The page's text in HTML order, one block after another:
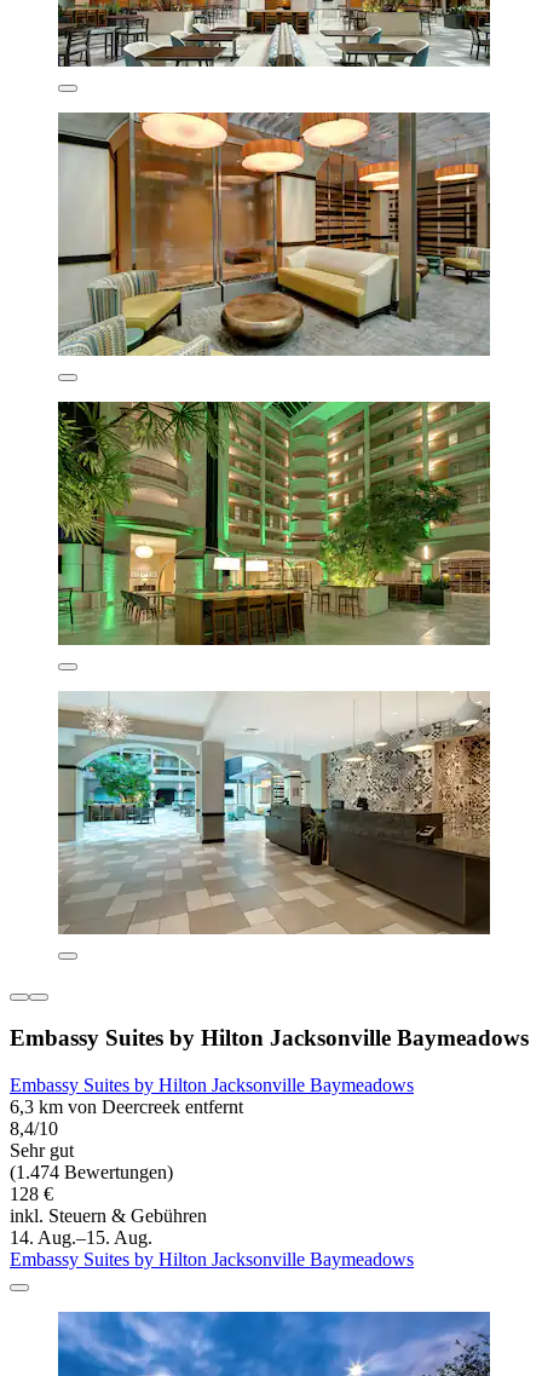
Embassy Suites by Hilton Jacksonville Baymeadows
Embassy Suites by Hilton Jacksonville Baymeadows
6,3 km von Deercreek entfernt
8,4/10
Sehr gut
(1.474 Bewertungen)
128 €
inkl. Steuern & Gebühren
14. Aug.–15. Aug.
Embassy Suites by Hilton Jacksonville Baymeadows